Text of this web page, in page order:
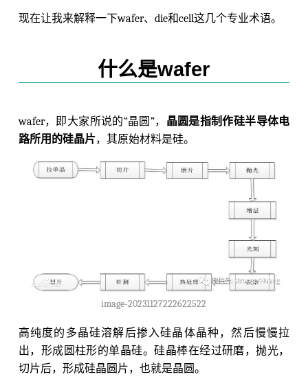
现在让我来解释一下wafer、die和cell这几个专业术语。
什么是wafer
wafer，即大家所说的“晶圆”， 晶圆是指制作硅半导体电
路所用的硅晶片，其原始材料是硅。
image-20231127222622522
高纯度的多晶硅溶解后掺入硅晶体晶种，然后慢慢拉
出，形成圆柱形的单晶硅。硅晶棒在经过研磨，抛光，
切片后，形成硅晶圆片，也就是晶圆。